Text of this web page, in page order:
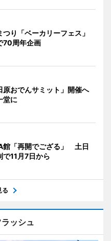
り「ベーカリーフェス」
70周年企画
原おでんサミット」開催へ
堂に
館「再開でござる」 土日
で11月7日から
る
ッシュ